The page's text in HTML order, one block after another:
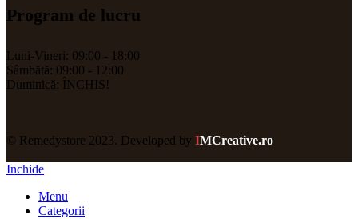
Program de lucru
Luni-Vineri: 09:00 - 18:00
Sâmbătă: 09:00 - 12:00
Duminică: ÎNCHIS!
© Remedystore 2023. Developed by IMCreative.ro
Inchide
Menu
Categorii